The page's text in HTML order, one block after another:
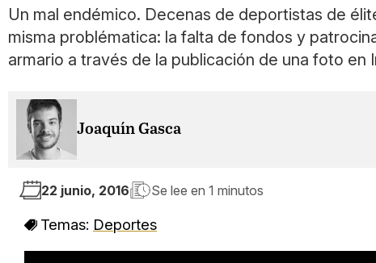
Un mal endémico. Decenas de deportistas de
misma problématica: la falta de fondos y
armario a través de la publicación de una foto en
Joaquín Gasca
22 junio, 2016 Se lee en 1 minutos
Temas: Deportes